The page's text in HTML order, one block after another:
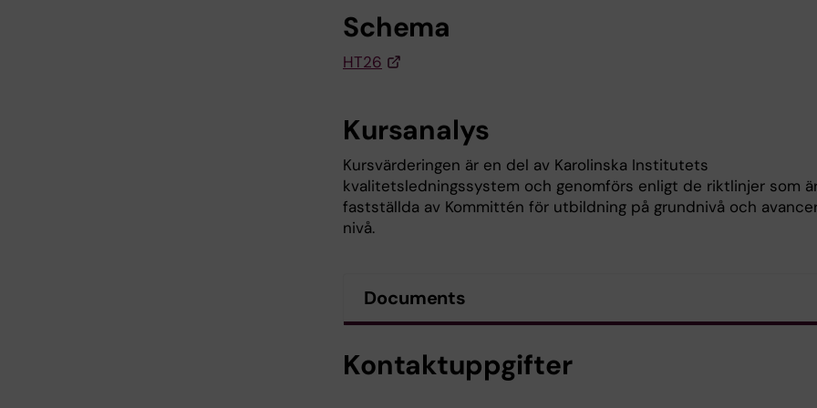
Schema
HT26
Kursanalys
Kursvärderingen är en del av Karolinska Institutets
kvalitetsledningssystem och genomförs enligt de riktlinjer som
fastställda av Kommittén för utbildning på grundnivå och
nivå.
Documents
Kontaktuppgifter